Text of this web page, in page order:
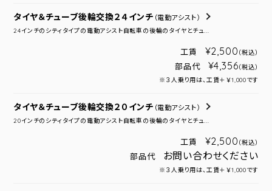
タイヤ＆チューブ後輪交換２４インチ （電動アシスト）
24インチのシティタイプの電動アシスト自転車の後輪のタイヤとチュ...
工賃 ¥2,500 （税込）
部品代 ¥4,356（税込）
※３人乗り用は、工賃＋￥1,000です
タイヤ＆チューブ後輪交換２０インチ （電動アシスト）
20インチのシティタイプの電動アシスト自転車の後輪のタイヤとチュ...
工賃 ¥2,500 （税込）
部品代 お問い合わせください
※３人乗り用は、工賃＋￥1,000です